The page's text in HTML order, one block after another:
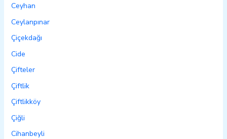
Ceyhan
Ceylanpınar
Çiçekdağı
Cide
Çifteler
Çiftlik
Çiftlikköy
Çiğli
Cihanbeyli